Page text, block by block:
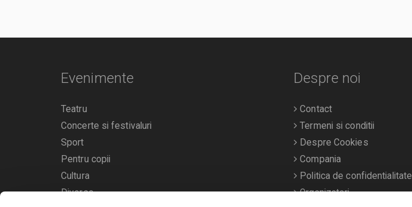
Evenimente
Teatru
Concerte si festivaluri
Sport
Pentru copii
Cultura
Diverse
Despre noi
Contact
Termeni si conditii
Despre Cookies
Compania
Politica de confidentialitate
Organizatori